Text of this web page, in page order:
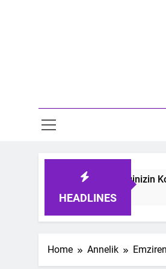
HEADLINES
Bebeğinizin Konforu İçin
Home Annelik